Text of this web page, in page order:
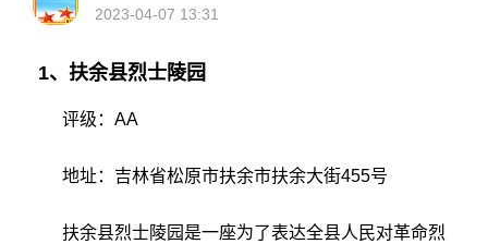
2023-04-07 13:31
1、扶余县烈士陵园
评级：AA
地址：吉林省松原市扶余市扶余大街455号
扶余县烈士陵园是一座为了表达全县人民对革命烈